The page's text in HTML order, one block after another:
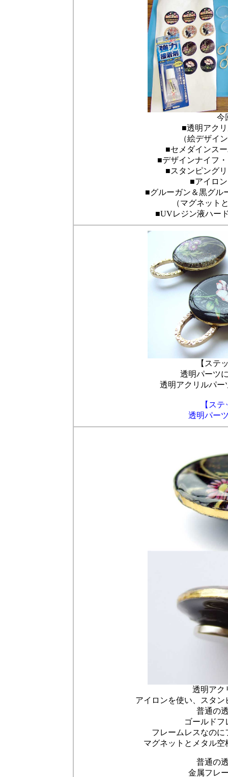
今
■透明アク
（絵デザイ
■セメダインス
■デザインナイフ
■スタンピング
■アイロ
■グルーガン＆黒グ
（マグネット
■UVレジン液ハ
【ステ
透明パーツ
透明アクリルパー
【ス
透明パー
透明アク
アイロンを使い、スタ
普通の
ゴールドフ
フレームレスなの
マグネットとメタル
普通の
金属フレ